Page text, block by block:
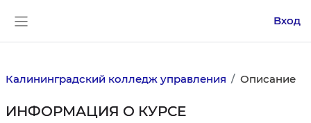
Вход
Калининградский колледж управления Описание
ИНФОРМАЦИЯ О КУРСЕ